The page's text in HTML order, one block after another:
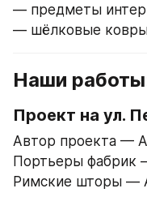
— предметы
— шёлковые
Наши
Проект на ул.
Автор проекта —
Портьеры фабрик
Римские шторы —